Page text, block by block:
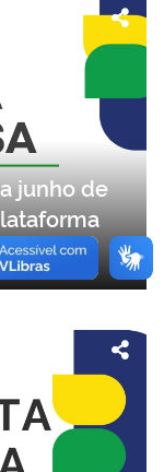
junho de